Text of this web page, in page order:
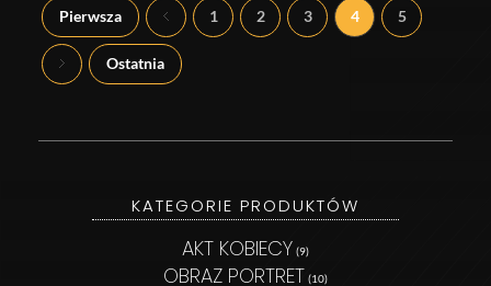
Pierwsza 1 2 3 4 5
Ostatnia
KATEGORIE PRODUKTÓW
AKT KOBIECY (9)
OBRAZ PORTRET (10)